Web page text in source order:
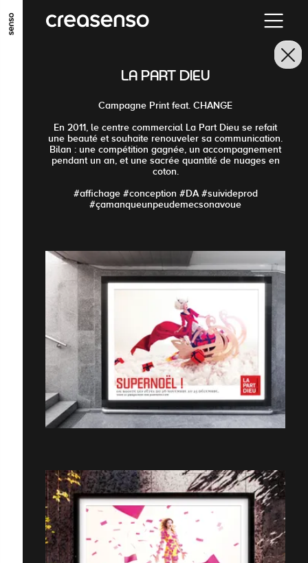
ALLER AU CONTENU PRINCIPAL
ALLER EN BAS DE PAGELA PART DIEU
Campagne Print feat. CHANGE
En 2011, le centre commercial La Part Dieu se refait
une beauté et souhaite renouveler sa communication.
Bilan : une compétition gagnée, un accompagnement
pendant un an, et une sacrée quantité de nuages en
coton.
#affichage #conception #DA #suivideprod
#çamanqueunpeudemecsonavoue